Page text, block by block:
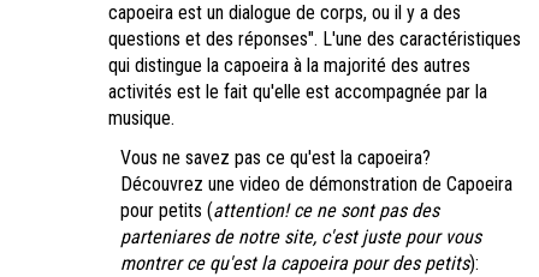
capoeira est un dialogue de corps, ou il y a des
questions et des réponses". L'une des caractéristiques
qui distingue la capoeira à la majorité des autres
activités est le fait qu'elle est accompagnée par la
musique.
Vous ne savez pas ce qu'est la capoeira?
Découvrez une video de démonstration de Capoeira
pour petits (attention! ce ne sont pas des
parteniares de notre site, c'est juste pour vous
montrer ce qu'est la capoeira pour des petits):